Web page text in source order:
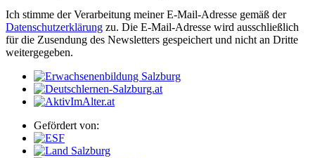
Ich stimme der Verarbeitung meiner E-Mail-Adresse gemäß der
Datenschutzerklärung zu. Die E-Mail-Adresse wird ausschließlich
für die Zusendung des Newsletters gespeichert und nicht an Dritte
weitergegeben.
Gefördert von: